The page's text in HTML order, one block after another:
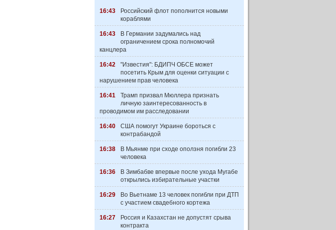
16:43
Российский флот пополнится новыми
кораблями
16:43
В Германии задумались над
ограничением срока полномочий
канцлера
16:42
"Известия": БДИПЧ ОБСЕ может
посетить Крым для оценки ситуации с
нарушением прав человека
16:41
Трамп призвал Мюллера признать
личную заинтересованность в
проводимом им расследовании
16:40
США помогут Украине бороться с
контрабандой
16:38
В Мьянме при сходе оползня погибли 23
человека
16:36
В Зимбабве впервые после ухода Мугабе
открылись избирательные участки
16:29
Во Вьетнаме 13 человек погибли при ДТП
с участием свадебного кортежа
16:27
Россия и Казахстан не допустят срыва
контракта